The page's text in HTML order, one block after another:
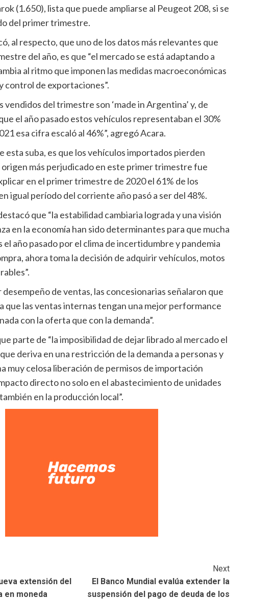
(1.650), lista que puede ampliarse al Peugeot 208, si se
del primer trimestre.
al respecto, que uno de los datos más relevantes que
del año, es que “el mercado se está adaptando a
al ritmo que imponen las medidas macroeconómicas
control de exportaciones”.
vendidos del trimestre son ‘made in Argentina’ y, de
el año pasado estos vehículos representaban el 30%
esa cifra escaló al 46%”, agregó Acara.
esta suba, es que los vehículos importados pierden
más perjudicado en este primer trimestre fue
en el primer trimestre de 2020 el 61% de los
igual período del corriente año pasó a ser del 48%.
que “la estabilidad cambiaria lograda y una visión
en la economía han sido determinantes para que mucha
el año pasado por el clima de incertidumbre y pandemia
ahora toma la decisión de adquirir vehículos, motos
desempeño de ventas, las concesionarias señalaron que
que las ventas internas tengan una mejor performance
con la oferta que con la demanda”.
parte de “la imposibilidad de dejar librado al mercado el
deriva en una restricción de la demanda a personas y
muy celosa liberación de permisos de importación
directo no solo en el abastecimiento de unidades
en la producción local”.
extensión del
en moneda
Next
El Banco Mundial evalúa extender la
suspensión del pago de deuda de los